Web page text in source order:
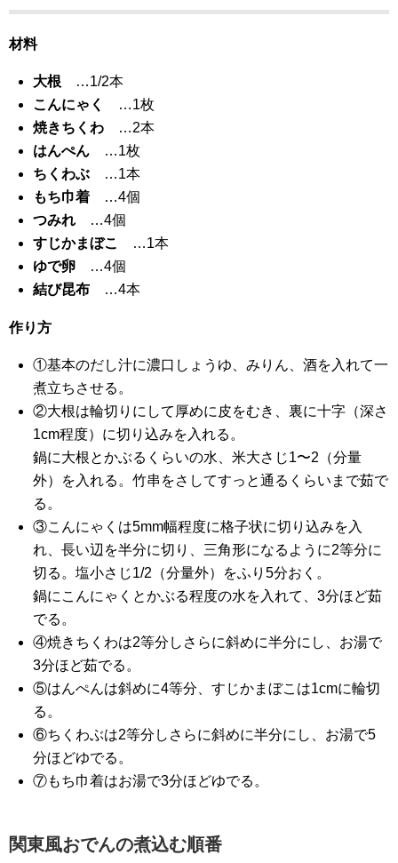
材料
大根 …1/2本
こんにゃく
…1枚
焼きちくわ …2本
はんぺん …1枚
ちくわぶ …1本
もち巾着 …4個
つみれ …4個
すじかまぼこ
…1本
ゆで卵 …4個
結び昆布 …4本
作り方
①基本のだし汁に濃口しょうゆ、みりん、酒を入れて一
煮立ちさせる。
②大根は輪切りにして厚めに皮をむき、裏に十字（深さ
1cm程度）に切り込みを入れる。
鍋に大根とかぶるくらいの水、米大さじ1〜2（分量
外）を入れる。竹串をさしてすっと通るくらいまで茹で
る。
③こんにゃくは5mm幅程度に格子状に切り込みを入
れ、長い辺を半分に切り、三角形になるように2等分に
切る。塩小さじ1/2（分量外）をふり5分おく。
鍋にこんにゃくとかぶる程度の水を入れて、3分ほど茹
でる。
④焼きちくわは2等分しさらに斜めに半分にし、お湯で
3分ほど茹でる。
⑤はんぺんは斜めに4等分、すじかまぼこは1cmに輪切
る。
⑥ちくわぶは2等分しさらに斜めに半分にし、お湯で5
分ほどゆでる。
⑦もち巾着はお湯で3分ほどゆでる。
関東風おでんの煮込む順番